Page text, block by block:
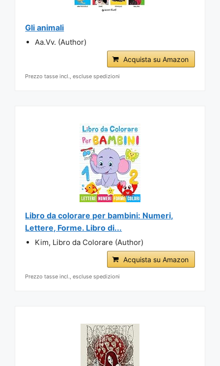
Gli animali
Aa.Vv. (Author)
Acquista su Amazon
Prezzo tasse incl., escluse spedizioni
Libro da colorare per bambini: Numeri,
Lettere, Forme. Libro di...
Kim, Libro da Colorare (Author)
Acquista su Amazon
Prezzo tasse incl., escluse spedizioni